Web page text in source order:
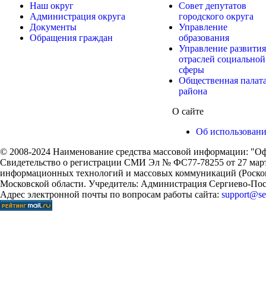
Наш округ
Администрация округа
Документы
Обращения граждан
Совет депутатов
городского округа
Управление
образования
Управление развития
отраслей социальной
сферы
Общественная
района
О сайте
Об
© 2008-2024 Наименование средства массовой информации:
Свидетельство о регистрации СМИ Эл № ФС77-78255 от 27
информационных технологий и массовых коммуникаций
Московской области. Учредитель: Администрация Сергиево-
Адрес электронной почты по вопросам работы сайта: